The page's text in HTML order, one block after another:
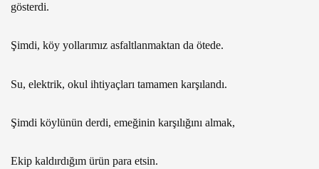
gösterdi.
Şimdi, köy yollarımız asfaltlanmaktan da ötede.
Su, elektrik, okul ihtiyaçları tamamen karşılandı.
Şimdi köylünün derdi, emeğinin karşılığını almak,
Ekip kaldırdığım ürün para etsin.